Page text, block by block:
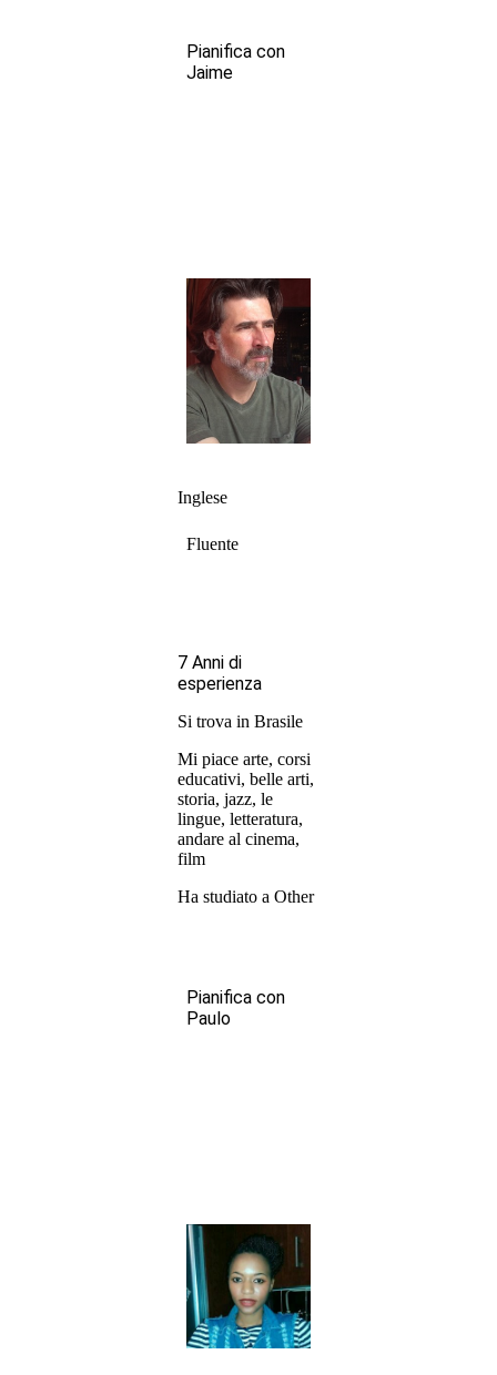
Pianifica con
Jaime
Inglese
Fluente
7 Anni di
esperienza
Si trova in Brasile
Mi piace arte, corsi
educativi, belle arti,
storia, jazz, le
lingue, letteratura,
andare al cinema,
film
Ha studiato a Other
Pianifica con
Paulo